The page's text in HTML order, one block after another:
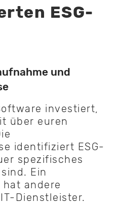
ESG-
und
investiert,
über euren
identifiziert ESG-
spezifisches
Ein
andere
Dienstleister.